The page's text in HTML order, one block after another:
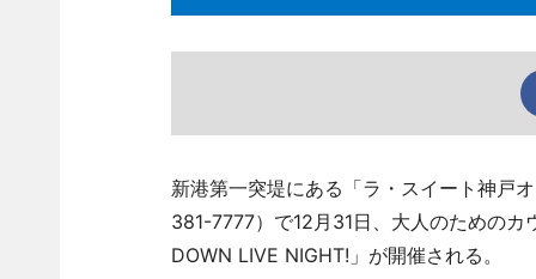
新港第一突堤にある「ラ・スイート神戸
381-7777）で12月31日、大人のための
DOWN LIVE NIGHT!」が開催される。